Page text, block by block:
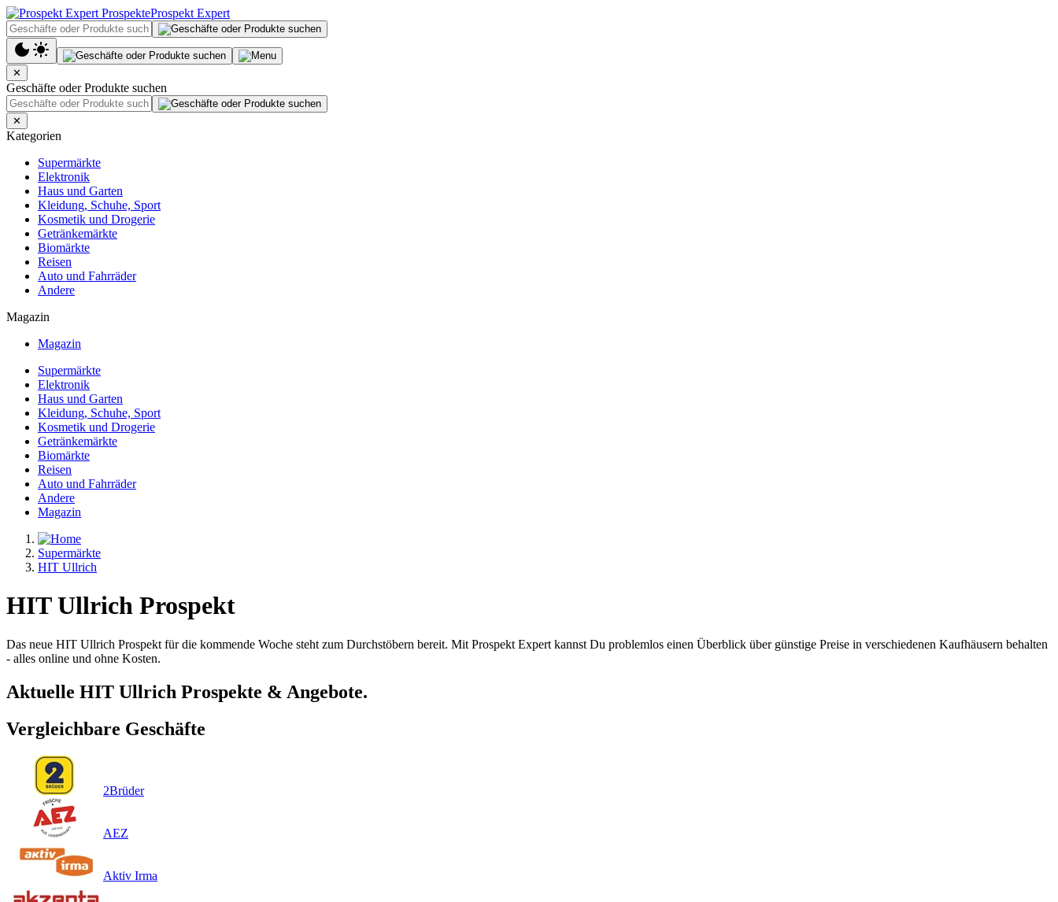
Prospekt Expert
✕
Geschäfte oder Produkte suchen
✕
Kategorien
Supermärkte
Elektronik
Haus und Garten
Kleidung, Schuhe, Sport
Kosmetik und Drogerie
Getränkemärkte
Biomärkte
Reisen
Auto und Fahrräder
Andere
Magazin
Magazin
Supermärkte
Elektronik
Haus und Garten
Kleidung, Schuhe, Sport
Kosmetik und Drogerie
Getränkemärkte
Biomärkte
Reisen
Auto und Fahrräder
Andere
Magazin
Supermärkte
HIT Ullrich
HIT Ullrich Prospekt
Das neue HIT Ullrich Prospekt für die kommende Woche steht zum Durchstöbern bereit. Mit Prospekt Expert kannst Du problemlos einen Überblick über günstige Preise in verschiedenen Kaufhäusern behalten
- alles online und ohne Kosten.
Aktuelle HIT Ullrich Prospekte & Angebote.
Vergleichbare Geschäfte
2Brüder
AEZ
Aktiv Irma